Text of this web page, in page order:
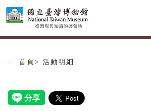
跳到主要內容
網站導覽
::: 首頁 > 活動明細